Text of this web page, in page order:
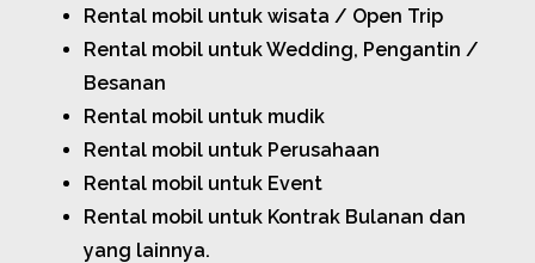
Rental mobil untuk wisata / Open Trip
Rental mobil untuk Wedding, Pengantin /
Besanan
Rental mobil untuk mudik
Rental mobil untuk Perusahaan
Rental mobil untuk Event
Rental mobil untuk Kontrak Bulanan dan
yang lainnya.